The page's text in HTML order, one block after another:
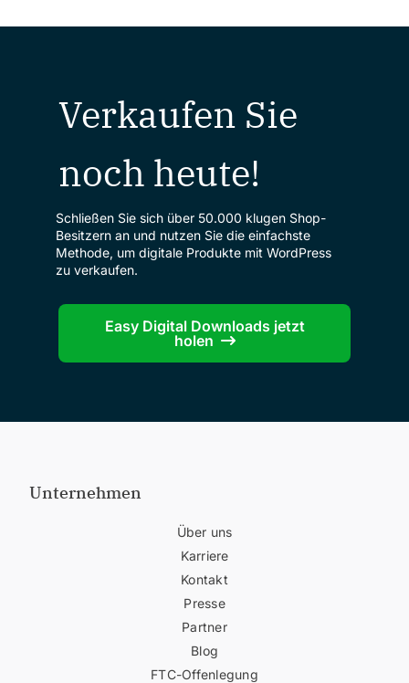
Verkaufen Sie
noch heute!
Schließen Sie sich über 50.000 klugen Shop-
Besitzern an und nutzen Sie die einfachste
Methode, um digitale Produkte mit WordPress
zu verkaufen.
Easy Digital Downloads jetzt
holen
Unternehmen
Über uns
Karriere
Kontakt
Presse
Partner
Blog
FTC-Offenlegung